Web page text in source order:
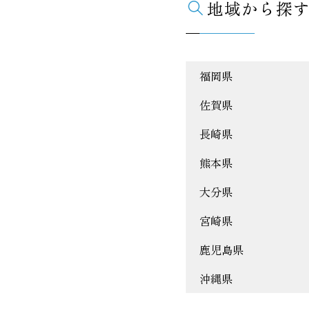
地域から探す
福岡県
佐賀県
長崎県
熊本県
大分県
宮崎県
鹿児島県
沖縄県